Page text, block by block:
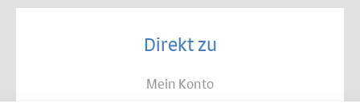
Direkt zu
Mein Konto